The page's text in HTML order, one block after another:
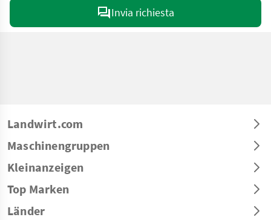
Invia richiesta
Landwirt.com
Maschinengruppen
Kleinanzeigen
Top Marken
Länder